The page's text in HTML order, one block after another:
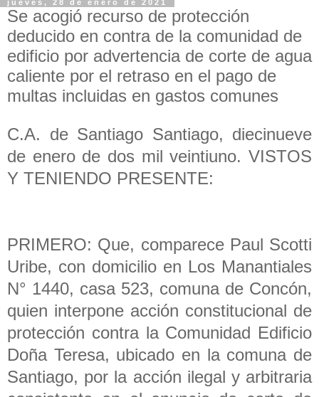
jueves, 28 de enero de 2021
Se acogió recurso de protección
deducido en contra de la comunidad de
edificio por advertencia de corte de agua
caliente por el retraso en el pago de
multas incluidas en gastos comunes
C.A. de Santiago Santiago, diecinueve
de enero de dos mil veintiuno. VISTOS
Y TENIENDO PRESENTE:
PRIMERO: Que, comparece Paul Scotti
Uribe, con domicilio en Los Manantiales
N° 1440, casa 523, comuna de Concón,
quien interpone acción constitucional de
protección contra la Comunidad Edificio
Doña Teresa, ubicado en la comuna de
Santiago, por la acción ilegal y arbitraria